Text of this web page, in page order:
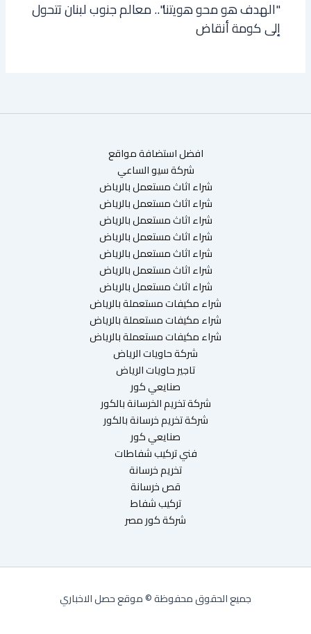
"الهدف هو محو هويتنا".. معالم جنوب لبنان تتحول
إلى كومة أنقاض
افضل استضافة مواقع
شركة سيو الساعي
شراء اثاث مستعمل بالرياض
شراء اثاث مستعمل بالرياض
شراء اثاث مستعمل بالرياض
شراء اثاث مستعمل بالرياض
شراء اثاث مستعمل بالرياض
شراء اثاث مستعمل بالرياض
شراء اثاث مستعمل بالرياض
شراء مكيفات مستعملة بالرياض
شراء مكيفات مستعملة بالرياض
شراء مكيفات مستعملة بالرياض
شركة حاويات الرياض
تاجير حاويات الرياض
صنايعي كور
شركة تخريم الخرسانة بالكور
شركة تخريم خرسانة بالكور
صنايعي كور
فني تركيب شفاطات
تخريم خرسانة
قص خرسانة
تركيب شفاط
شركة كور مصر
جميع الحقوق محفوظة © موقع حصل الاخباري